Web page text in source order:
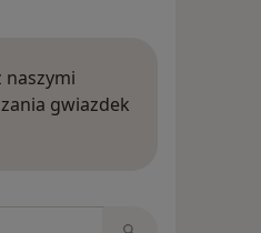
gwiazdek